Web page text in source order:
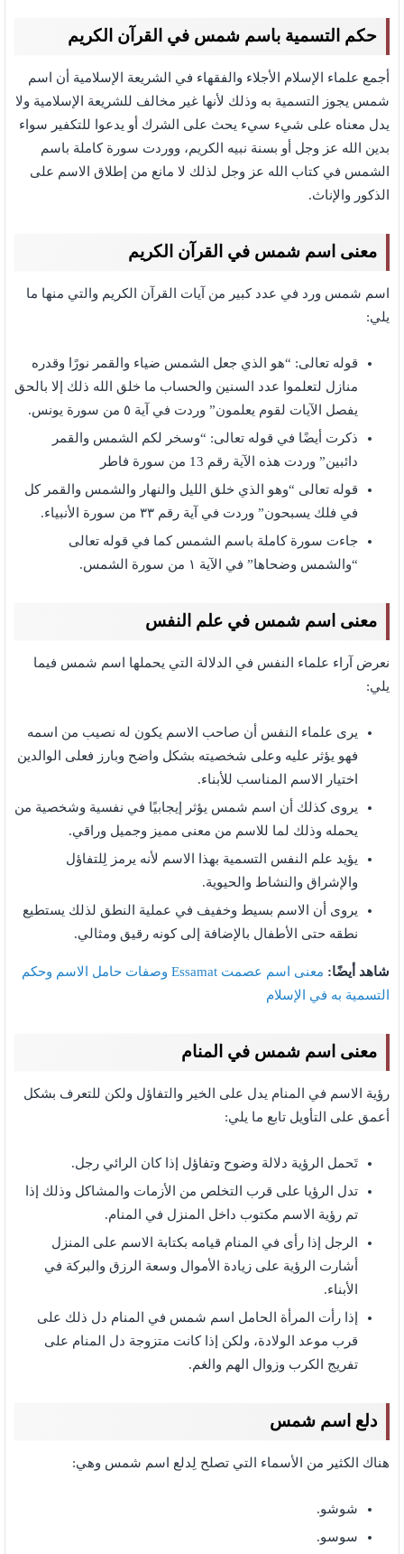
حكم التسمية باسم شمس في القرآن الكريم
أجمع علماء الإسلام الأجلاء والفقهاء في الشريعة الإسلامية أن اسم
شمس يجوز التسمية به وذلك لأنها غير مخالف للشريعة الإسلامية ولا
يدل معناه على شيء سيء يحث على الشرك أو يدعوا للتكفير سواء
بدين الله عز وجل أو بسنة نبيه الكريم، ووردت سورة كاملة باسم
الشمس في كتاب الله عز وجل لذلك لا مانع من إطلاق الاسم على
الذكور والإناث.
معنى اسم شمس في القرآن الكريم
اسم شمس ورد في عدد كبير من آيات القرآن الكريم والتي منها ما
يلي:
قوله تعالى: “هو الذي جعل الشمس ضياء والقمر نورًا وقدره
منازل لتعلموا عدد السنين والحساب ما خلق الله ذلك إلا بالحق
يفصل الآيات لقوم يعلمون” وردت في آية ٥ من سورة يونس.
ذكرت أيضًا في قوله تعالى: “وسخر لكم الشمس والقمر
دائبين” وردت هذه الآية رقم 13 من سورة فاطر
قوله تعالى “وهو الذي خلق الليل والنهار والشمس والقمر كل
في فلك يسبحون” وردت في آية رقم ٣٣ من سورة الأنبياء.
جاءت سورة كاملة باسم الشمس كما في قوله تعالى
“والشمس وضحاها” في الآية ١ من سورة الشمس.
معنى اسم شمس في علم النفس
نعرض آراء علماء النفس في الدلالة التي يحملها اسم شمس فيما
يلي:
يرى علماء النفس أن صاحب الاسم يكون له نصيب من اسمه
فهو يؤثر عليه وعلى شخصيته بشكل واضح وبارز فعلى الوالدين
اختيار الاسم المناسب للأبناء.
يروى كذلك أن اسم شمس يؤثر إيجابيًا في نفسية وشخصية من
يحمله وذلك لما للاسم من معنى مميز وجميل وراقي.
يؤيد علم النفس التسمية بهذا الاسم لأنه يرمز لِلتفاؤل
والإشراق والنشاط والحيوية.
يروى أن الاسم بسيط وخفيف في عملية النطق لذلك يستطيع
نطقه حتى الأطفال بالإضافة إلى كونه رقيق ومثالي.
شاهد أيضًا:
معنى اسم عصمت Essamat وصفات حامل الاسم وحكم
التسمية به في الإسلام
معنى اسم شمس في المنام
رؤية الاسم في المنام يدل على الخير والتفاؤل ولكن للتعرف بشكل
أعمق على التأويل تابع ما يلي:
تَحمل الرؤية دلالة وضوح وتفاؤل إذا كان الرائي رجل.
تدل الرؤيا على قرب التخلص من الأزمات والمشاكل وذلك إذا
تم رؤية الاسم مكتوب داخل المنزل في المنام.
الرجل إذا رأى في المنام قيامه بكتابة الاسم على المنزل
أشارت الرؤية على زيادة الأموال وسعة الرزق والبركة في
الأبناء.
إذا رأت المرأة الحامل اسم شمس في المنام دل ذلك على
قرب موعد الولادة، ولكن إذا كانت متزوجة دل المنام على
تفريج الكرب وزوال الهم والغم.
دلع اسم شمس
هناك الكثير من الأسماء التي تصلح لِدلع اسم شمس وهي:
شوشو.
سوسو.